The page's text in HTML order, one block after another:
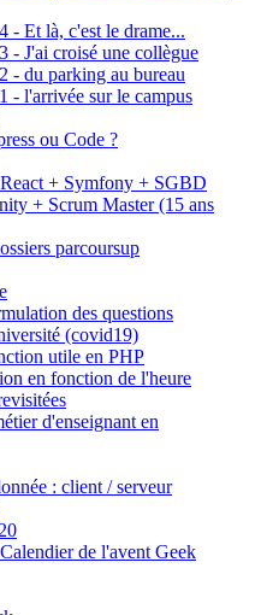
- Et là, c'est le drame...
- J'ai croisé une collègue
- du parking au bureau
- l'arrivée sur le campus
ou Code ?
+ Symfony + SGBD
+ Scrum Master (15 ans
parcoursup
des questions
(covid19)
utile en PHP
en fonction de l'heure
d'enseignant en
: client / serveur
de l'avent Geek